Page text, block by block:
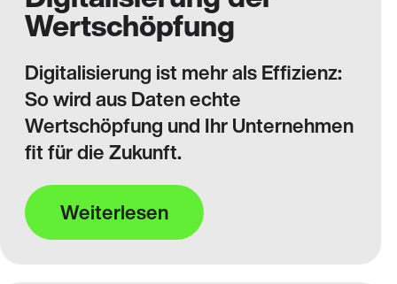
Wertschöpfung
Digitalisierung ist mehr als Effizienz:
So wird aus Daten echte
Wertschöpfung und Ihr Unternehmen
fit für die Zukunft.
Weiterlesen